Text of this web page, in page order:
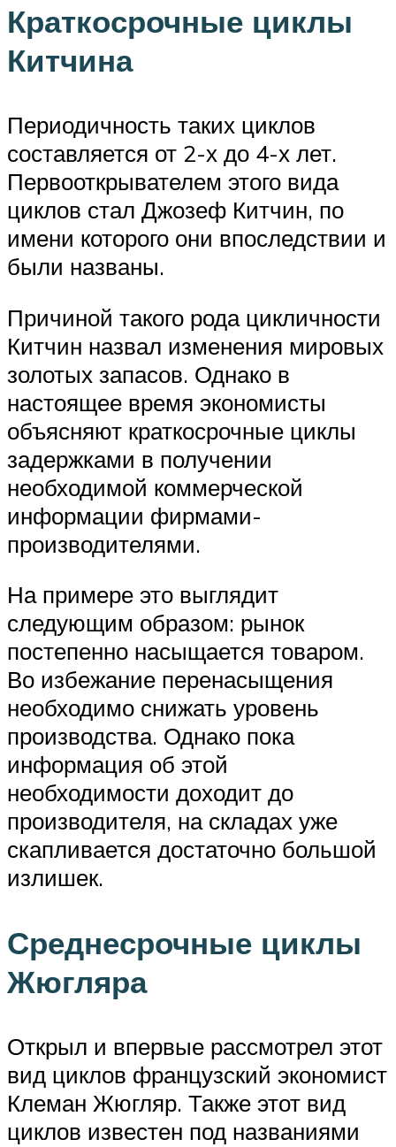
Краткосрочные циклы
Китчина
Периодичность таких циклов
составляется от 2-х до 4-х лет.
Первооткрывателем этого вида
циклов стал Джозеф Китчин, по
имени которого они впоследствии и
были названы.
Причиной такого рода цикличности
Китчин назвал изменения мировых
золотых запасов. Однако в
настоящее время экономисты
объясняют краткосрочные циклы
задержками в получении
необходимой коммерческой
информации фирмами-
производителями.
На примере это выглядит
следующим образом: рынок
постепенно насыщается товаром.
Во избежание перенасыщения
необходимо снижать уровень
производства. Однако пока
информация об этой
необходимости доходит до
производителя, на складах уже
скапливается достаточно большой
излишек.
Среднесрочные циклы
Жюгляра
Открыл и впервые рассмотрел этот
вид циклов французский экономист
Клеман Жюгляр. Также этот вид
циклов известен под названиями